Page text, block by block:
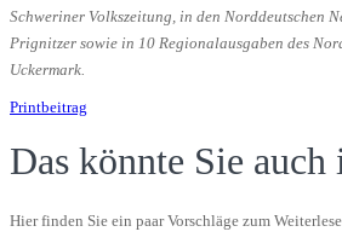
Schweriner Volkszeitung, in den Norddeutschen
Prignitzer sowie in 10 Regionalausgaben des
Uckermark.
Printbeitrag
Das könnte Sie auch
Hier finden Sie ein paar Vorschläge zum